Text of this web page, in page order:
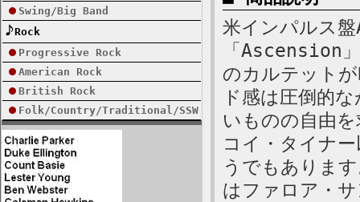
Swing/Big Band
Rock
Progressive Rock
American Rock
British Rock
Folk/Country/Traditional/SSW
米インパルス盤
「Ascension
のカルテット
ド感は圧倒的
いものの自由
コイ・タイナ
うでもありま
はファロア・